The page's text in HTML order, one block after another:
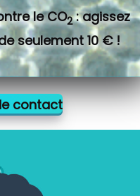
le CO2 : agissez
seulement 10 € !
contact